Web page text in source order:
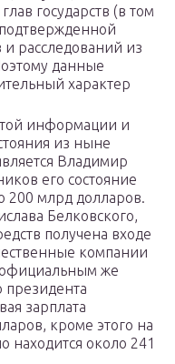
государств (в том
расследований из
данные
характер
информации и
из ныне
Владимир
его состояние
200 млрд долларов.
Белковского,
получена входе
компании
официальным же
президента
зарплата
кроме этого на
находится около 241